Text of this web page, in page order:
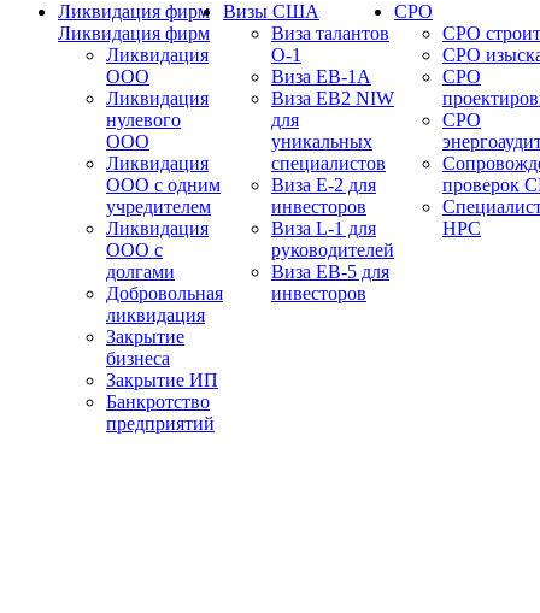
Ликвидация фирм
Ликвидация фирм
Ликвидация
ООО
Ликвидация
нулевого
ООО
Ликвидация
ООО с одним
учредителем
Ликвидация
ООО с
долгами
Добровольная
ликвидация
Закрытие
бизнеса
Закрытие ИП
Банкротство
предприятий
Визы США
Виза талантов
О-1
Виза EB-1A
Виза EB2 NIW
для
уникальных
специалистов
Виза E-2 для
инвесторов
Виза L-1 для
руководителей
Виза EB-5 для
инвесторов
СРО
СРО
СРО
СРО
СРО
проверок
НРС